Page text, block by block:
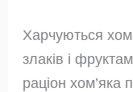
Харчуються
злаків і
раціон хом’яка